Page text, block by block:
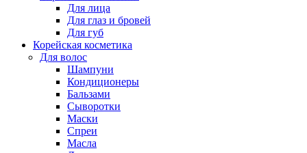
Для лица
Для глаз и бровей
Для губ
Корейская косметика
Для волос
Шампуни
Кондиционеры
Бальзами
Сыворотки
Маски
Спреи
Масла